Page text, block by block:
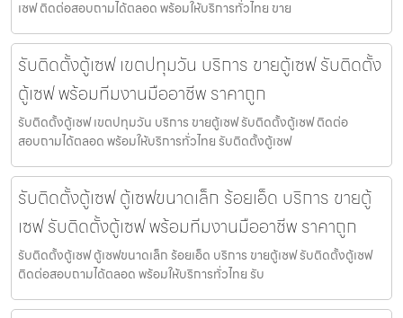
เซฟ ติดต่อสอบถามได้ตลอด พร้อมให้บริการทั่วไทย ขาย
รับติดตั้งตู้เซฟ เขตปทุมวัน บริการ ขายตู้เซฟ รับติดตั้ง
ตู้เซฟ พร้อมทีมงานมืออาชีพ ราคาถูก
รับติดตั้งตู้เซฟ เขตปทุมวัน บริการ ขายตู้เซฟ รับติดตั้งตู้เซฟ ติดต่อ
สอบถามได้ตลอด พร้อมให้บริการทั่วไทย รับติดตั้งตู้เซฟ
รับติดตั้งตู้เซฟ ตู้เซฟขนาดเล็ก ร้อยเอ็ด บริการ ขายตู้
เซฟ รับติดตั้งตู้เซฟ พร้อมทีมงานมืออาชีพ ราคาถูก
รับติดตั้งตู้เซฟ ตู้เซฟขนาดเล็ก ร้อยเอ็ด บริการ ขายตู้เซฟ รับติดตั้งตู้เซฟ
ติดต่อสอบถามได้ตลอด พร้อมให้บริการทั่วไทย รับ